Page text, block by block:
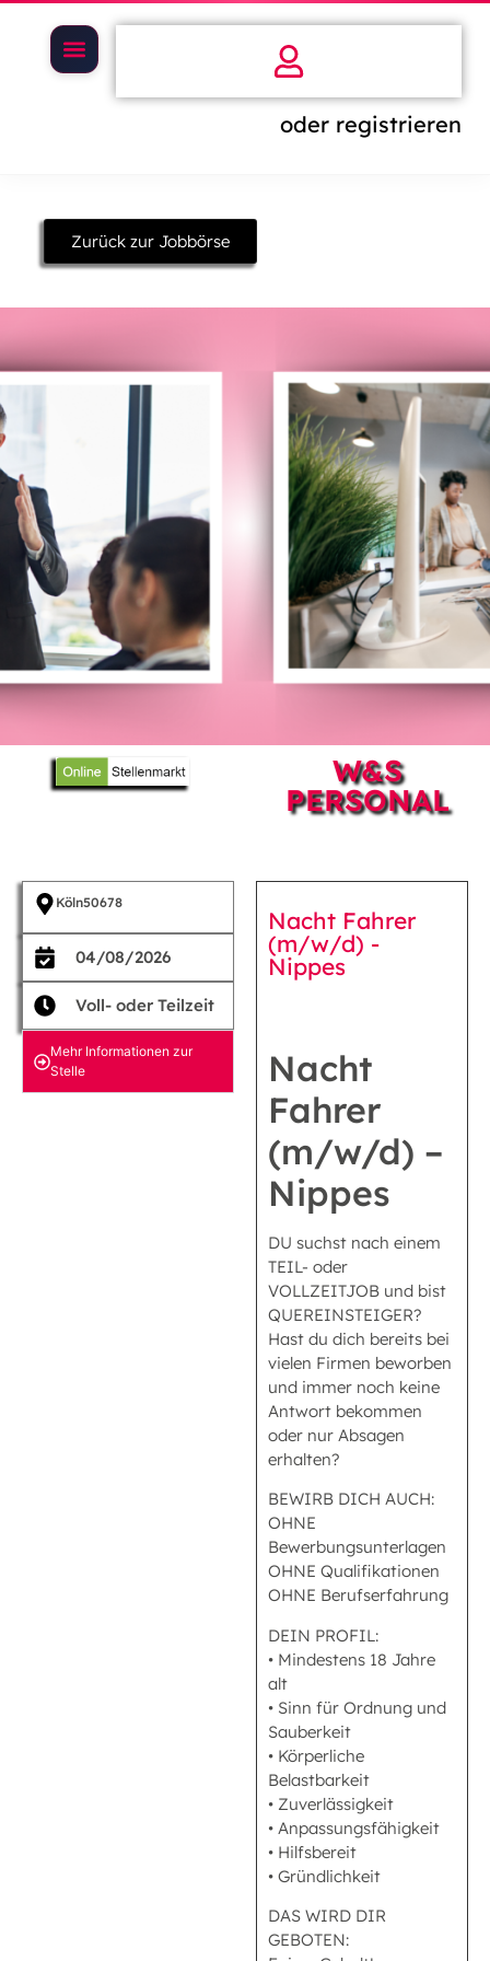
oder registrieren
Zurück zur Jobbörse
W&S
PERSONAL
Köln50678
04/08/2026
Voll- oder Teilzeit
Mehr Informationen zur
Stelle
Nacht Fahrer
(m/w/d) -
Nippes
Nacht
Fahrer
(m/w/d) –
Nippes
DU suchst nach einem
TEIL- oder
VOLLZEITJOB und bist
QUEREINSTEIGER?
Hast du dich bereits bei
vielen Firmen beworben
und immer noch keine
Antwort bekommen
oder nur Absagen
erhalten?
BEWIRB DICH AUCH:
OHNE
Bewerbungsunterlagen
OHNE Qualifikationen
OHNE Berufserfahrung
DEIN PROFIL:
• Mindestens 18 Jahre
alt
• Sinn für Ordnung und
Sauberkeit
• Körperliche
Belastbarkeit
• Zuverlässigkeit
• Anpassungsfähigkeit
• Hilfsbereit
• Gründlichkeit
DAS WIRD DIR
GEBOTEN: